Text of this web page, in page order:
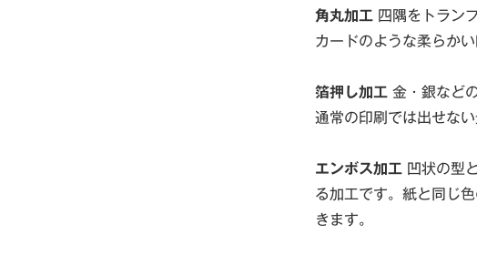
角丸加工四隅をトラン
カードのような柔らか
箔押し加工金・銀など
通常の印刷では出せな
エンボス加工凹状の型
る加工です。紙と同じ
きます。